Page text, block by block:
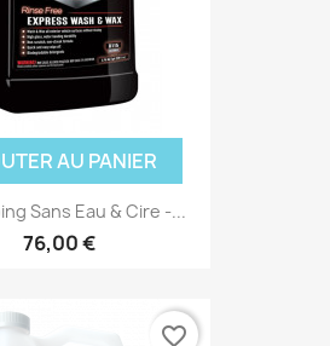
AU PANIER
Sans Eau & Cire -...
76,00 €
favorite_border